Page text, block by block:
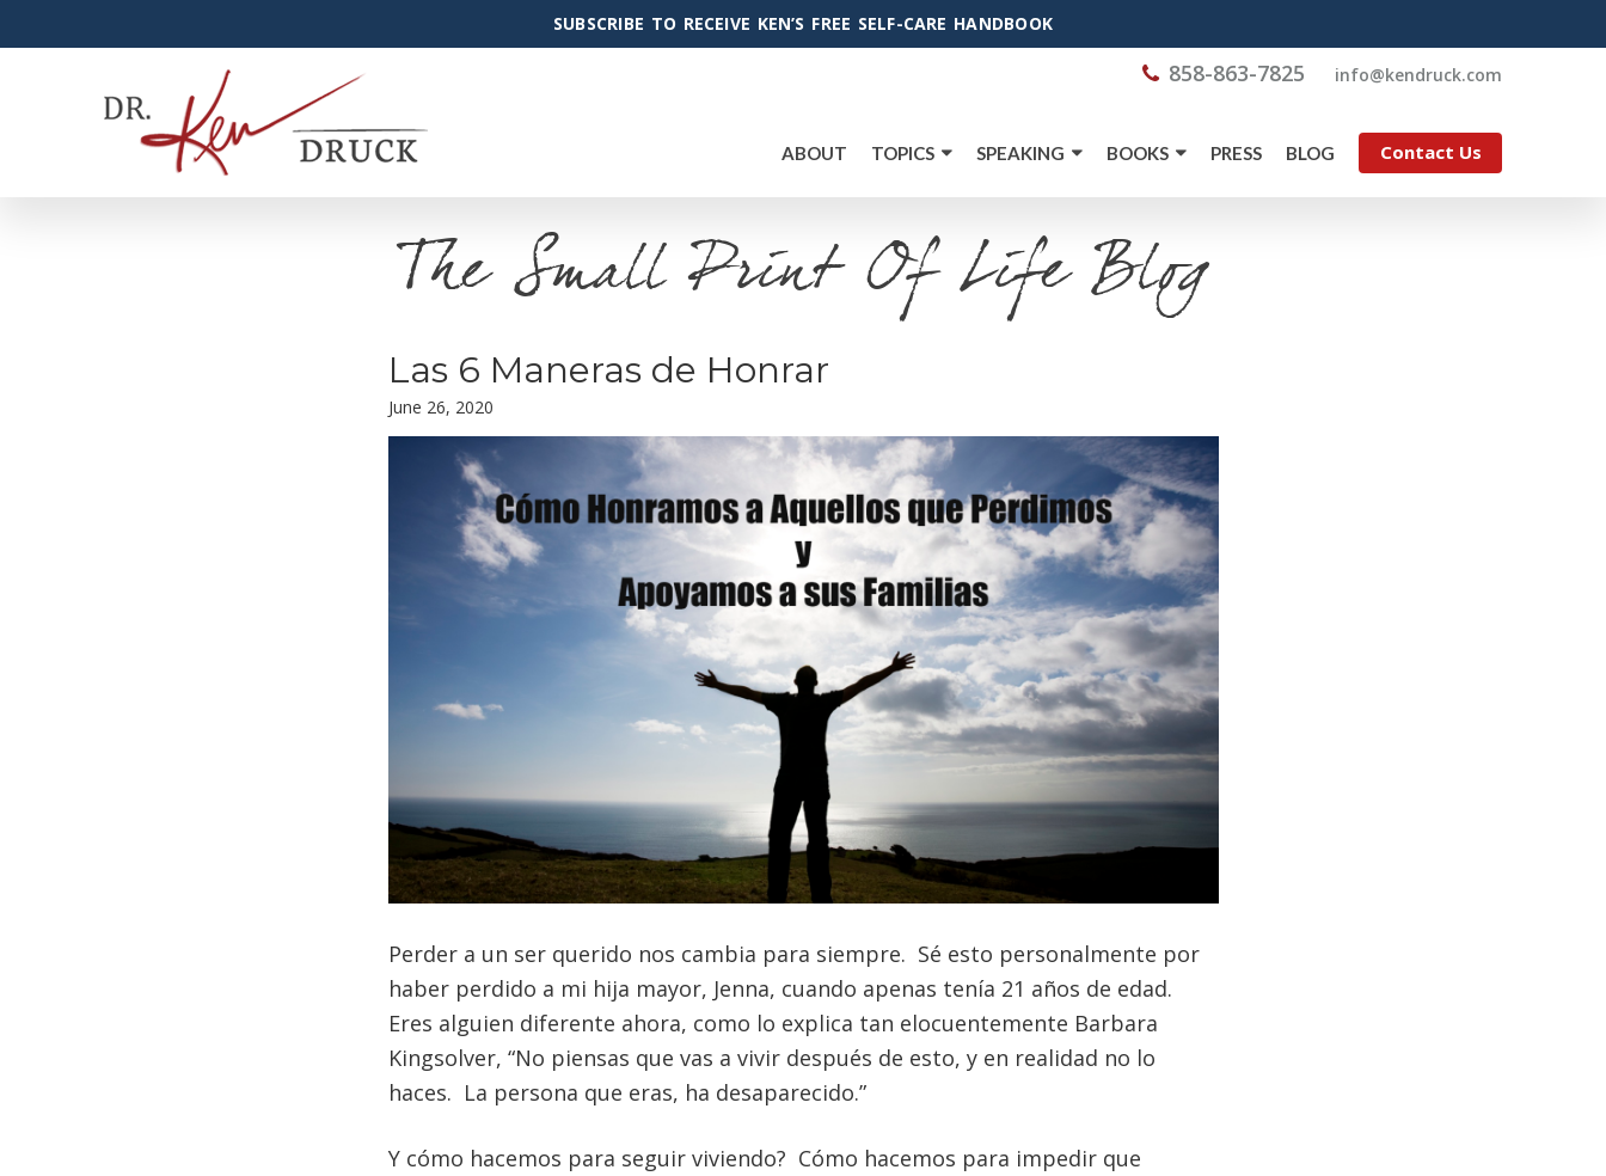
SUBSCRIBE TO RECEIVE KEN’S FREE SELF-CARE HANDBOOK
858-863-7825 moc.kcurdnek
@ofni
Contact Us
ABOUT TOPICS SPEAKING BOOKS PRESS BLOG
The Small Print Of Life Blog
Las 6 Maneras de Honrar
June 26, 2020
Perder a un ser querido nos cambia para siempre. Sé esto personalmente por
haber perdido a mi hija mayor, Jenna, cuando apenas tenía 21 años de edad.
Eres alguien diferente ahora, como lo explica tan elocuentemente Barbara
Kingsolver, “No piensas que vas a vivir después de esto, y en realidad no lo
haces. La persona que eras, ha desaparecido.”
Y cómo hacemos para seguir viviendo? Cómo hacemos para impedir que